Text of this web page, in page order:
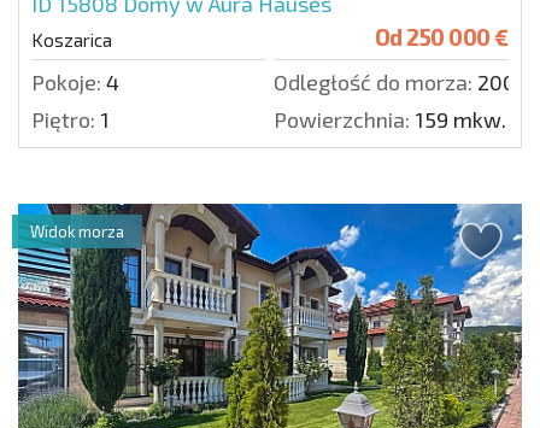
Koszarica Od 250 000 €
Pokoje: 4 Odległość do morza: 2000
Piętro: 1 Powierzchnia: 159 mkw.
Widok morza